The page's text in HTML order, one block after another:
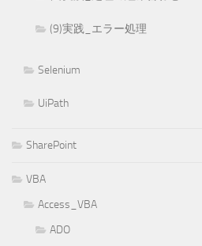
(9)実践_エラー処理
Selenium
UiPath
SharePoint
VBA
Access_VBA
ADO